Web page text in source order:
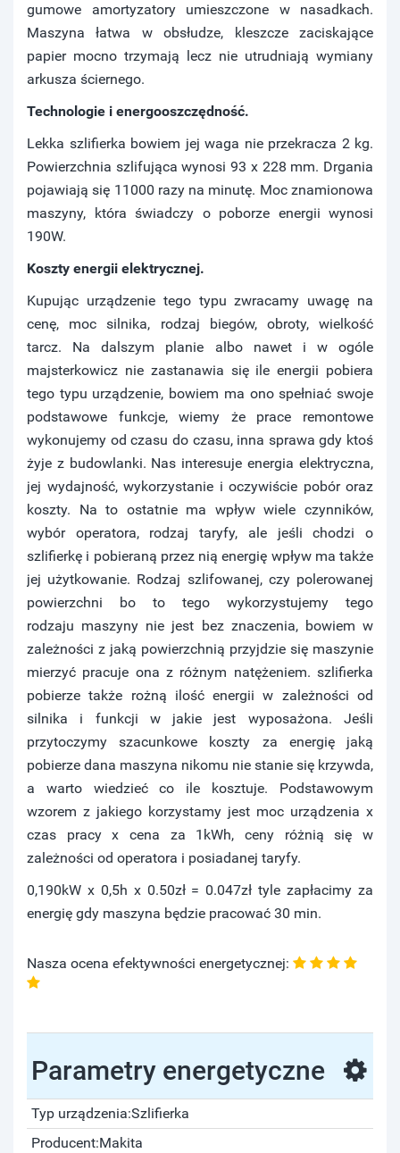
gumowe amortyzatory umieszczone w nasadkach.
Maszyna łatwa w obsłudze, kleszcze zaciskające
papier mocno trzymają lecz nie utrudniają wymiany
arkusza ściernego.
Technologie i energooszczędność.
Lekka szlifierka bowiem jej waga nie przekracza 2 kg.
Powierzchnia szlifująca wynosi 93 x 228 mm. Drgania
pojawiają się 11000 razy na minutę. Moc znamionowa
maszyny, która świadczy o poborze energii wynosi
190W.
Koszty energii elektrycznej.
Kupując urządzenie tego typu zwracamy uwagę na
cenę, moc silnika, rodzaj biegów, obroty, wielkość
tarcz. Na dalszym planie albo nawet i w ogóle
majsterkowicz nie zastanawia się ile energii pobiera
tego typu urządzenie, bowiem ma ono spełniać swoje
podstawowe funkcje, wiemy że prace remontowe
wykonujemy od czasu do czasu, inna sprawa gdy ktoś
żyje z budowlanki. Nas interesuje energia elektryczna,
jej wydajność, wykorzystanie i oczywiście pobór oraz
koszty. Na to ostatnie ma wpływ wiele czynników,
wybór operatora, rodzaj taryfy, ale jeśli chodzi o
szlifierkę i pobieraną przez nią energię wpływ ma także
jej użytkowanie. Rodzaj szlifowanej, czy polerowanej
powierzchni bo to tego wykorzystujemy tego
rodzaju maszyny nie jest bez znaczenia, bowiem w
zależności z jaką powierzchnią przyjdzie się maszynie
mierzyć pracuje ona z różnym natężeniem. szlifierka
pobierze także rożną ilość energii w zależności od
silnika i funkcji w jakie jest wyposażona. Jeśli
przytoczymy szacunkowe koszty za energię jaką
pobierze dana maszyna nikomu nie stanie się krzywda,
a warto wiedzieć co ile kosztuje. Podstawowym
wzorem z jakiego korzystamy jest moc urządzenia x
czas pracy x cena za 1kWh, ceny różnią się w
zależności od operatora i posiadanej taryfy.
0,190kW x 0,5h x 0.50zł = 0.047zł tyle zapłacimy za
energię gdy maszyna będzie pracować 30 min.
Nasza ocena efektywności energetycznej:
Parametry energetyczne
Typ urządzenia:Szlifierka
Producent:Makita